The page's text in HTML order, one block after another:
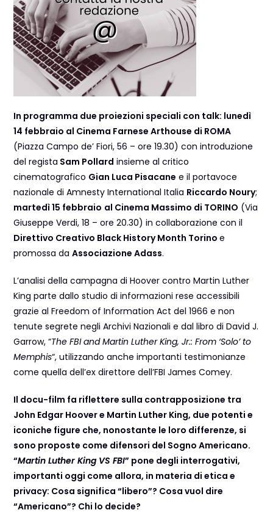
In programma due proiezioni speciali con talk: lunedì
14 febbraio al Cinema Farnese Arthouse di ROMA
(Piazza Campo de’ Fiori, 56 – ore 19.30) con introduzione
del regista Sam Pollard insieme al critico
cinematografico Gian Luca Pisacane e il portavoce
nazionale di Amnesty International Italia Riccardo Noury;
martedì 15 febbraio al Cinema Massimo di TORINO (Via
Giuseppe Verdi, 18 – ore 20.30) in collaborazione con il
Direttivo Creativo Black History Month Torinoe
promossa daAssociazione Adass.
L’analisi della campagna di Hoover contro Martin Luther
King parte dallo studio di informazioni rese accessibili
grazie al Freedom of Information Act del 1966 e non
tenute segrete negli Archivi Nazionali e dal libro di David J.
Garrow, “The FBI and Martin Luther King, Jr.: From ‘Solo’ to
Memphis“, utilizzando anche importanti testimonianze
come quella dell’ex direttore dell’FBI James Comey.
Il docu-film fa riflettere sulla contrapposizione tra
John Edgar Hoover e Martin Luther King, due potenti e
iconiche figure che, nonostante le loro differenze, si
sono proposte come difensori del Sogno Americano.
“Martin Luther King VS FBI” pone degli interrogativi,
importanti oggi come allora, in materia di etica e
privacy: Cosa significa “libero”? Cosa vuol dire
“Americano”? Chi lo decide?